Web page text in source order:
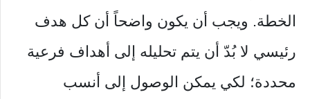
الخطة. ويجب أن يكون واضحاً أن كل هدف
رئيسي لا بُدّ أن يتم تحليله إلى أهداف فرعية
محددة؛ لكي يمكن الوصول إلى أنسب